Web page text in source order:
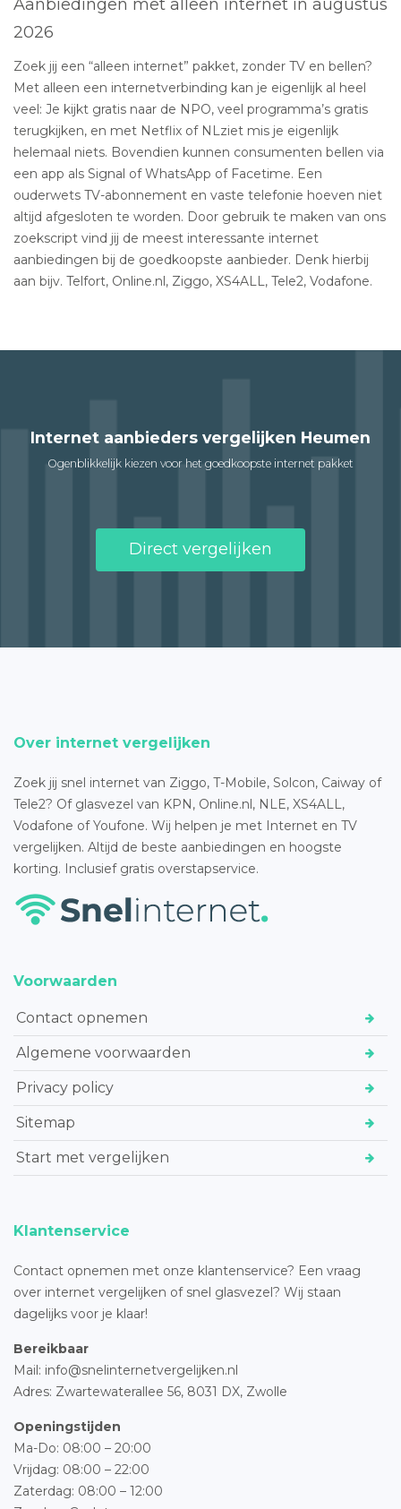
Aanbiedingen met alleen internet in augustus
2026
Zoek jij een “alleen internet” pakket, zonder TV en bellen?
Met alleen een internetverbinding kan je eigenlijk al heel
veel: Je kijkt gratis naar de NPO, veel programma’s gratis
terugkijken, en met Netflix of NLziet mis je eigenlijk
helemaal niets. Bovendien kunnen consumenten bellen via
een app als Signal of WhatsApp of Facetime. Een
ouderwets TV-abonnement en vaste telefonie hoeven niet
altijd afgesloten te worden. Door gebruik te maken van ons
zoekscript vind jij de meest interessante internet
aanbiedingen bij de goedkoopste aanbieder. Denk hierbij
aan bijv. Telfort, Online.nl, Ziggo, XS4ALL, Tele2, Vodafone.
Internet aanbieders vergelijken Heumen
Ogenblikkelijk kiezen voor het goedkoopste internet pakket
Direct vergelijken
Over internet vergelijken
Zoek jij snel internet van Ziggo, T-Mobile, Solcon, Caiway of
Tele2? Of glasvezel van KPN, Online.nl, NLE, XS4ALL,
Vodafone of Youfone. Wij helpen je met Internet en TV
vergelijken. Altijd de beste aanbiedingen en hoogste
korting. Inclusief gratis overstapservice.
Voorwaarden
Contact opnemen
Algemene voorwaarden
Privacy policy
Sitemap
Start met vergelijken
Klantenservice
Contact opnemen met onze klantenservice? Een vraag
over internet vergelijken of snel glasvezel? Wij staan
dagelijks voor je klaar!
Bereikbaar
Mail: info@snelinternetvergelijken.nl
Adres: Zwartewaterallee 56, 8031 DX, Zwolle
Openingstijden
Ma-Do: 08:00 – 20:00
Vrijdag: 08:00 – 22:00
Zaterdag: 08:00 – 12:00